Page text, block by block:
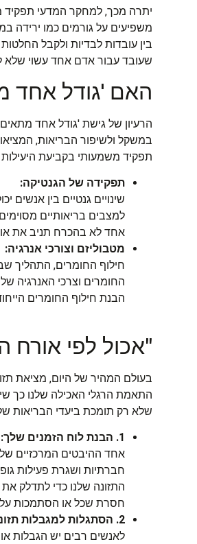
יתרה מכך, למחקר המדעי תפקיד
משפיעים על גורמים כמו ירידה
בין עובדות לבדיות ולקבל
שעובד עבור אדם אחד עשוי שלא
האם 'גודל אחד
הרעיון של גישת 'גודל אחד
במשקל ולשיפור הבריאות,
תפקיד משמעותי בקביעת
תפקידה של הגנטיקה:
שינויים גנטיים בין אנשים
למצבים בריאותיים
אחד לא בהכרח תניב את
מטבוליזם וצורכי אנרגיה:
חילוף החומרים, התהליך
החומרים וצרכי האנרגיה
הבנת חילוף החומרים
"אכול לפי אורח
בעולם המהיר של היום, מציאת
התאמת הרגלי האכילה שלנו כך
שלא רק תומכת ביעדי הבריאות
1. הבנת לוח הזמנים שלך:
אחד ההיבטים המרכזיים
חברתיות ושגרת פעילות
התזונה שלנו כדי לתדלק את
חסרת שכל או הסתמכות על
2. הסתגלות למגבלות תזונתיות:
לאנשים רבים יש הגבלות